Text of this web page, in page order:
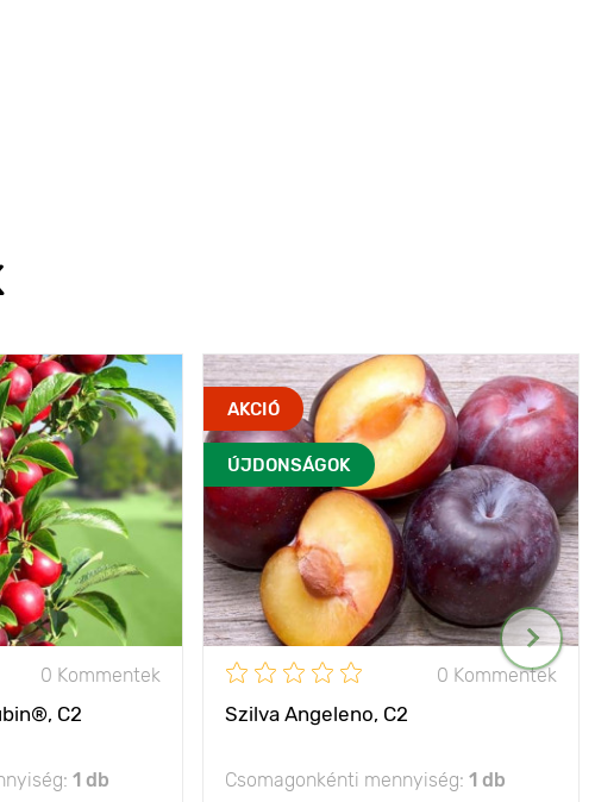
0 Kommentek
C2
1 db
AKCIÓ
ÚJDONSÁGOK
0 Kommentek
Szilva Angeleno, C2
Csomagonkénti mennyiség: 1 db